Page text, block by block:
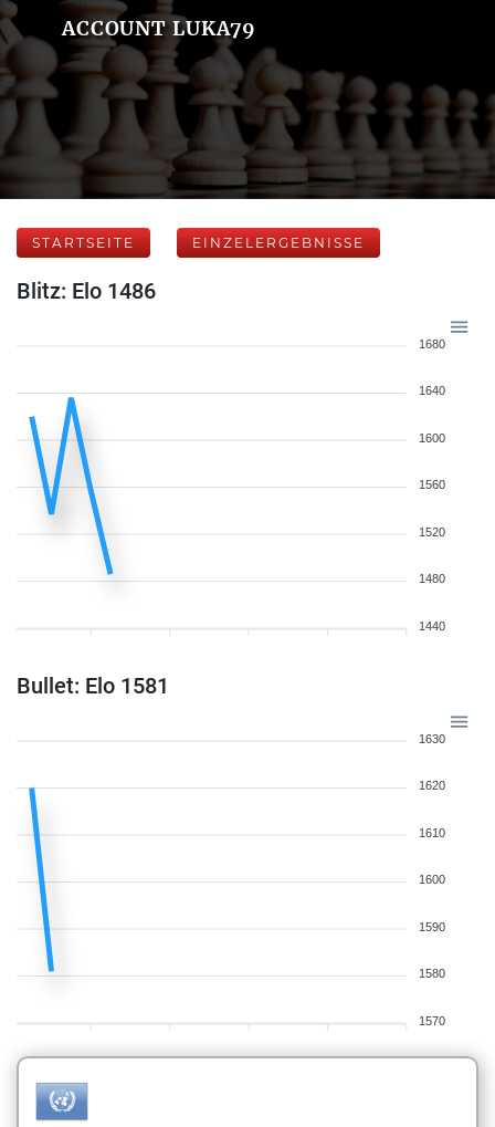
ACCOUNT LUKA79
STARTSEITE EINZELERGEBNISSE
Blitz: Elo 1486
1680
1640
1600
1560
1520
1480
1440
Bullet: Elo 1581
1630
1620
1610
1600
1590
1580
1570